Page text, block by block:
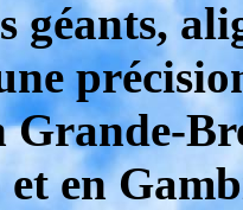
géants,
Grande-
et en